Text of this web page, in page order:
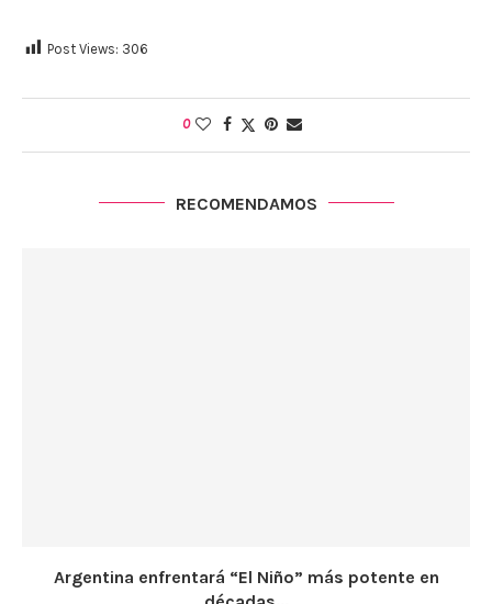
Post Views: 306
0
RECOMENDAMOS
Argentina enfrentará “El Niño” más potente en